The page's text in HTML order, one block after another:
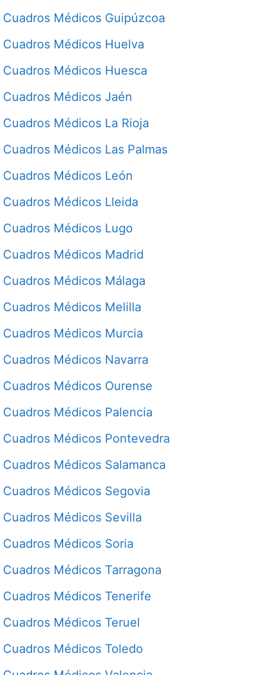
Cuadros Médicos Guipúzcoa
Cuadros Médicos Huelva
Cuadros Médicos Huesca
Cuadros Médicos Jaén
Cuadros Médicos La Rioja
Cuadros Médicos Las Palmas
Cuadros Médicos León
Cuadros Médicos Lleida
Cuadros Médicos Lugo
Cuadros Médicos Madrid
Cuadros Médicos Málaga
Cuadros Médicos Melilla
Cuadros Médicos Murcia
Cuadros Médicos Navarra
Cuadros Médicos Ourense
Cuadros Médicos Palencia
Cuadros Médicos Pontevedra
Cuadros Médicos Salamanca
Cuadros Médicos Segovia
Cuadros Médicos Sevilla
Cuadros Médicos Soria
Cuadros Médicos Tarragona
Cuadros Médicos Tenerife
Cuadros Médicos Teruel
Cuadros Médicos Toledo